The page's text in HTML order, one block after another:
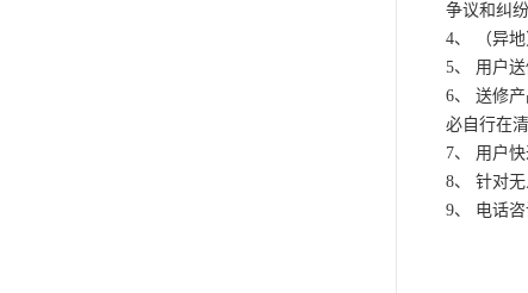
争议和纠
4、 （异
5、 用户
6、 送修
必自行在
7、 用户
8、 针对
9、 电话